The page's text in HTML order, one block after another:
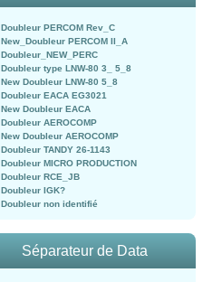
Doubleur PERCOM Rev_C
New_Doubleur PERCOM II_A
Doubleur_NEW_PERC
Doubleur type LNW-80 3_ 5_8
New Doubleur LNW-80 5_8
Doubleur EACA EG3021
New Doubleur EACA
Doubleur AEROCOMP
New Doubleur AEROCOMP
Doubleur TANDY 26-1143
Doubleur MICRO PRODUCTION
Doubleur RCE_JB
Doubleur IGK?
Doubleur non identifié
Séparateur de Data